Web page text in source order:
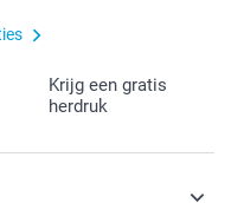
Krijg een gratis
herdruk